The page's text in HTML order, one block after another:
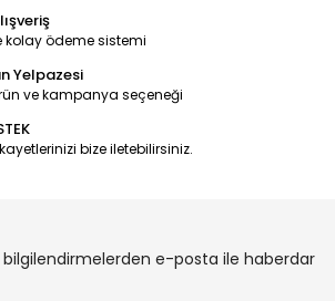
kolay ödeme sistemi
Yelpazesi
ve kampanya seçeneği
bize iletebilirsiniz.
e-posta ile haberdar